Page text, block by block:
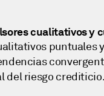
cualitativos y
puntuales
del riesgo crediticio.